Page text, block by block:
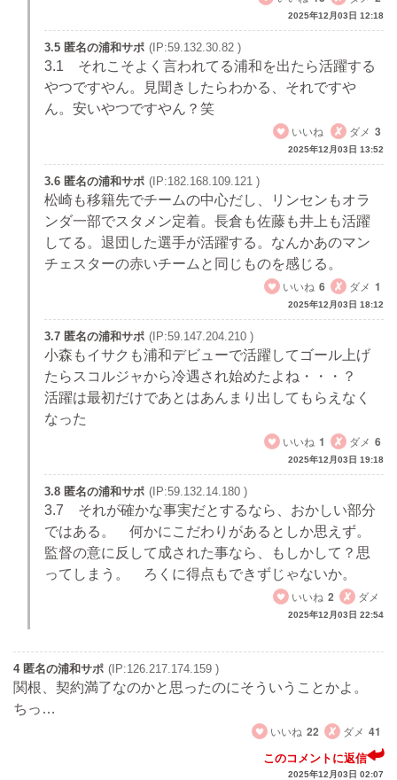
2025年12月03日 12:18
3.5 匿名の浦和サポ (IP:59.132.30.82 )
3.1 それこそよく言われてる浦和を出たら活躍する
やつですやん。見聞きしたらわかる、それですや
ん。安いやつですやん？笑
いいね
ダメ 3
2025年12月03日 13:52
3.6 匿名の浦和サポ (IP:182.168.109.121 )
松崎も移籍先でチームの中心だし、リンセンもオラ
ンダ一部でスタメン定着。長倉も佐藤も井上も活躍
してる。退団した選手が活躍する。なんかあのマン
チェスターの赤いチームと同じものを感じる。
いいね 6 ダメ 1
2025年12月03日 18:12
3.7 匿名の浦和サポ (IP:59.147.204.210 )
小森もイサクも浦和デビューで活躍してゴール上げ
たらスコルジャから冷遇され始めたよね・・・？
活躍は最初だけであとはあんまり出してもらえなく
なった
いいね 1 ダメ 6
2025年12月03日 19:18
3.8 匿名の浦和サポ (IP:59.132.14.180 )
3.7 それが確かな事実だとするなら、おかしい部分
ではある。 何かにこだわりがあるとしか思えず。
監督の意に反して成された事なら、もしかして？思
ってしまう。 ろくに得点もできずじゃないか。
いいね 2 ダメ
2025年12月03日 22:54
4 匿名の浦和サポ (IP:126.217.174.159 )
関根、契約満了なのかと思ったのにそういうことかよ。
ちっ…
いいね 22 ダメ 41
このコメントに返信
2025年12月03日 02:07